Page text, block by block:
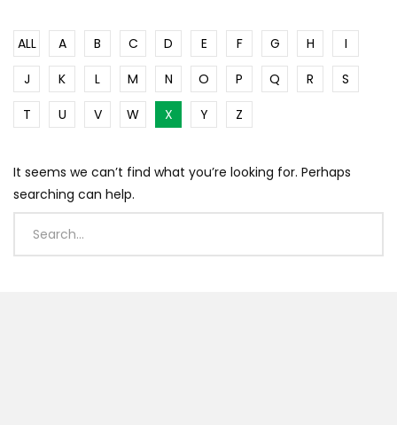
ALL A B C D E F G H
I
J
K L M N O P Q R
S
T
U V W X Y Z
It seems we can’t find what you’re looking for. Perhaps
searching can help.